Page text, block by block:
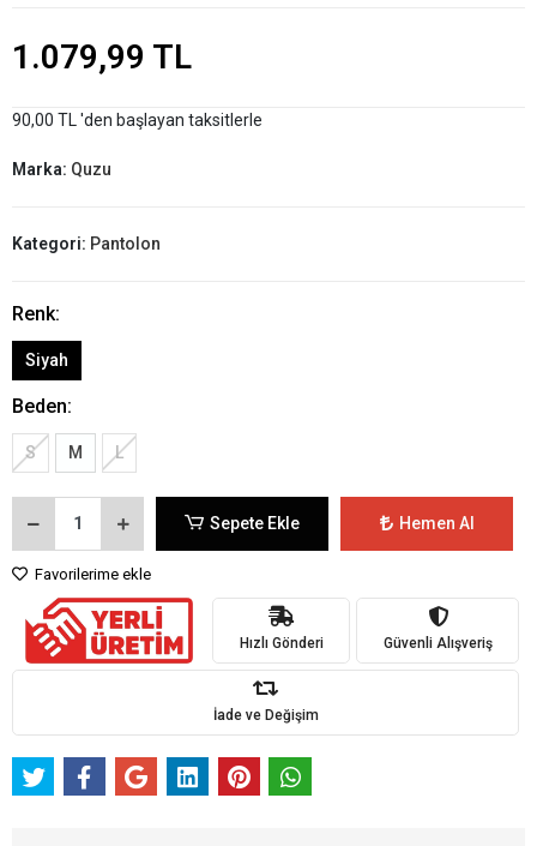
1.079,99 TL
90,00 TL 'den başlayan taksitlerle
Marka: Quzu
Kategori: Pantolon
Renk:
Siyah
Beden:
S M L
Sepete Ekle Hemen Al
Favorilerime ekle
Hızlı Gönderi Güvenli Alışveriş
İade ve Değişim